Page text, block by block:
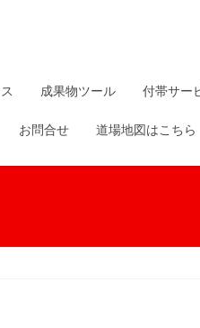
成果物ツール 付帯サー
お問合せ 道場地図はこちら